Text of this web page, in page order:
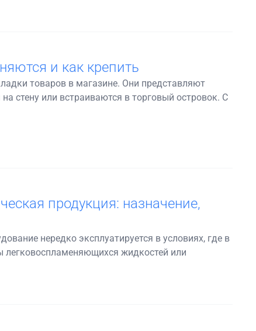
и как крепить
товаров в магазине. Они представляют
стену или встраиваются в торговый островок. С
продукция: назначение,
нередко эксплуатируется в условиях, где в
легковоспламеняющихся жидкостей или